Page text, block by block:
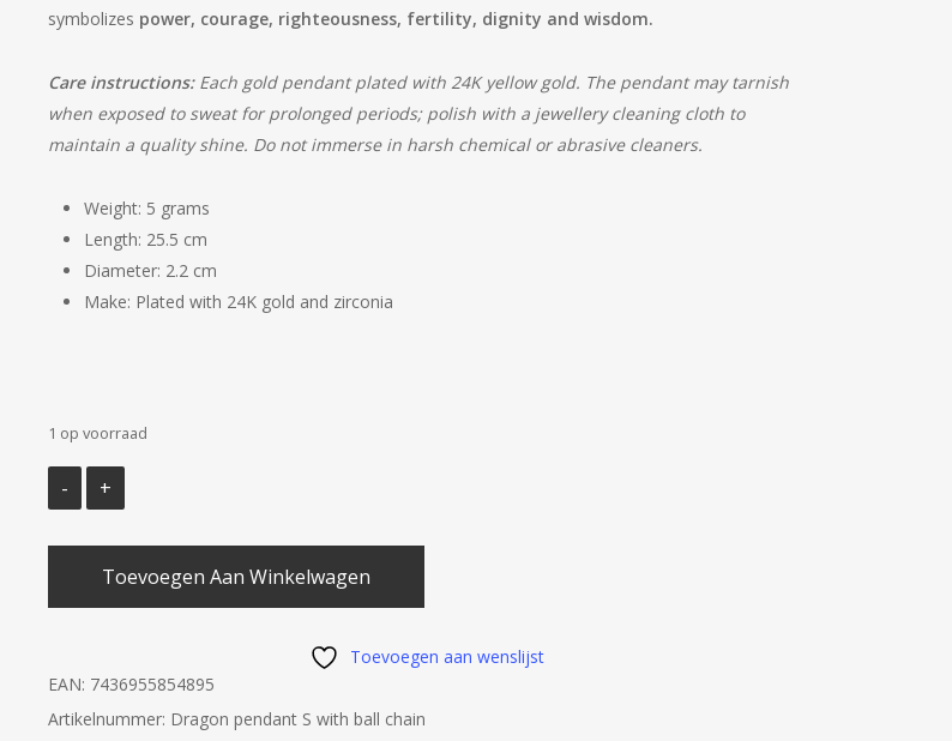
symbolizes power, courage, righteousness, fertility, dignity and wisdom.
Care instructions:Each gold pendant plated with 24K yellow gold. The pendant may tarnish
when exposed to sweat for prolonged periods; polish with a jewellery cleaning cloth to
maintain a quality shine. Do not immerse in harsh chemical or abrasive cleaners.
Weight: 5 grams
Length: 25.5 cm
Diameter: 2.2 cm
Make: Plated with 24K gold and zirconia
1 op voorraad
Toevoegen Aan Winkelwagen
Toevoegen aan wenslijst
EAN: 7436955854895
Artikelnummer: Dragon pendant S with ball chain